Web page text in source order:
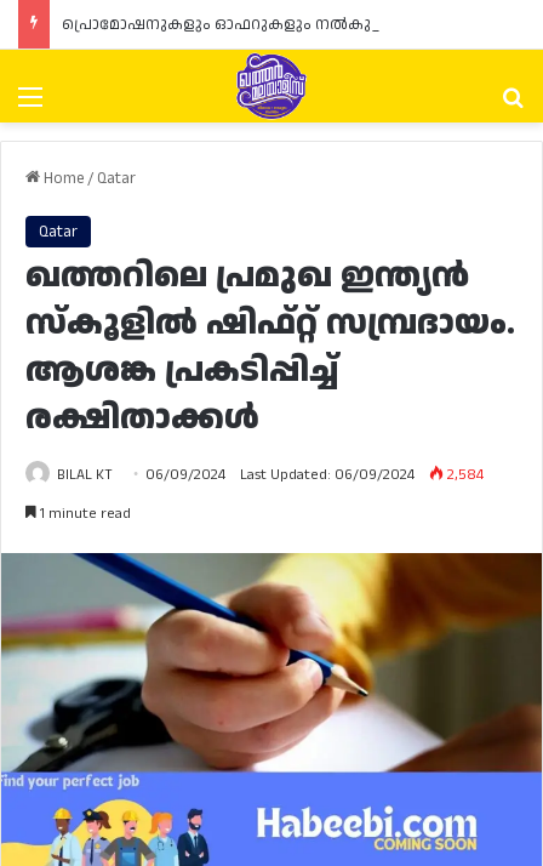
Menu
Home/ Qatar
Qatar
ഖത്തറിലെ പ്രമുഖ ഇന്ത്യൻ
സ്‌കൂളിൽ ഷിഫ്റ്റ് സമ്പ്രദായം.
ആശങ്ക പ്രകടിപ്പിച്ച്
രക്ഷിതാക്കൾ
BILAL KT 06/09/2024 Last Updated: 06/09/2024
2,584
1 minute read